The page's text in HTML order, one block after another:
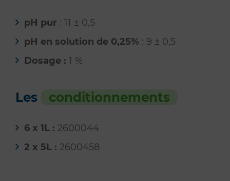
pH pur : 11 ± 0,5
pH en solution de 0,25% : 9 ± 0,5
Dosage : 1 %
Les conditionnements
6 x 1L : 2600044
2 x 5L : 2600458